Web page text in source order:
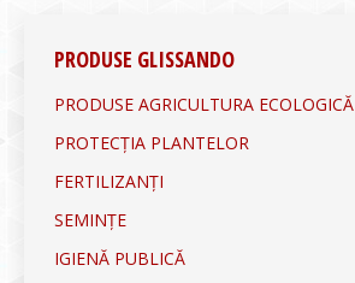
PRODUSE GLISSANDO
PRODUSE AGRICULTURA ECOLOGICĂ
PROTECȚIA PLANTELOR
FERTILIZANȚI
SEMINȚE
IGIENĂ PUBLICĂ